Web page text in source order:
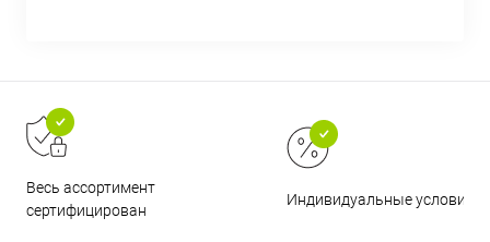
Весь ассортимент
сертифицирован
Индивидуальные условия